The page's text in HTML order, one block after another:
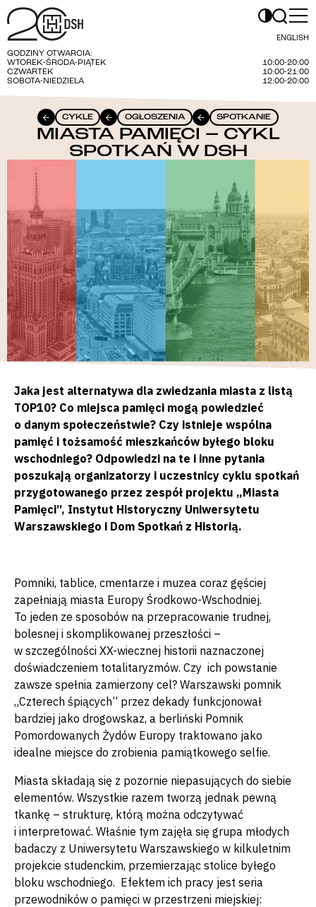
ENGLISH
GODZINY OTWARCIA:
WTOREK-ŚRODA-PIĄTEK
10:00-20:00
CZWARTEK
10:00-21:00
SOBOTA-NIEDZIELA
12:00-20:00
CYKLE OGŁOSZENIA SPOTKANIE
MIASTA PAMIĘCI – CYKL
SPOTKAŃ W DSH
Jaka jest alternatywa dla zwiedzania miasta z listą
TOP10? Co miejsca pamięci mogą powiedzieć
o danym społeczeństwie? Czy istnieje wspólna
pamięć i tożsamość mieszkańców byłego bloku
wschodniego? Odpowiedzi na te i inne pytania
poszukają organizatorzy i uczestnicy cyklu spotkań
przygotowanego przez zespół projektu „Miasta
Pamięci”, Instytut Historyczny Uniwersytetu
Warszawskiego i Dom Spotkań z Historią.
Pomniki, tablice, cmentarze i muzea coraz gęściej
zapełniają miasta Europy Środkowo-Wschodniej.
To jeden ze sposobów na przepracowanie trudnej,
bolesnej i skomplikowanej przeszłości –
w szczególności XX-wiecznej historii naznaczonej
doświadczeniem totalitaryzmów. Czy ich powstanie
zawsze spełnia zamierzony cel? Warszawski pomnik
„Czterech śpiących” przez dekady funkcjonował
bardziej jako drogowskaz, a berliński Pomnik
Pomordowanych Żydów Europy traktowano jako
idealne miejsce do zrobienia pamiątkowego selfie.
Miasta składają się z pozornie niepasujących do siebie
elementów. Wszystkie razem tworzą jednak pewną
tkankę – strukturę, którą można odczytywać
i interpretować. Właśnie tym zajęła się grupa młodych
badaczy z Uniwersytetu Warszawskiego w kilkuletnim
projekcie studenckim, przemierzając stolice byłego
bloku wschodniego. Efektem ich pracy jest seria
przewodników o pamięci w przestrzeni miejskiej: